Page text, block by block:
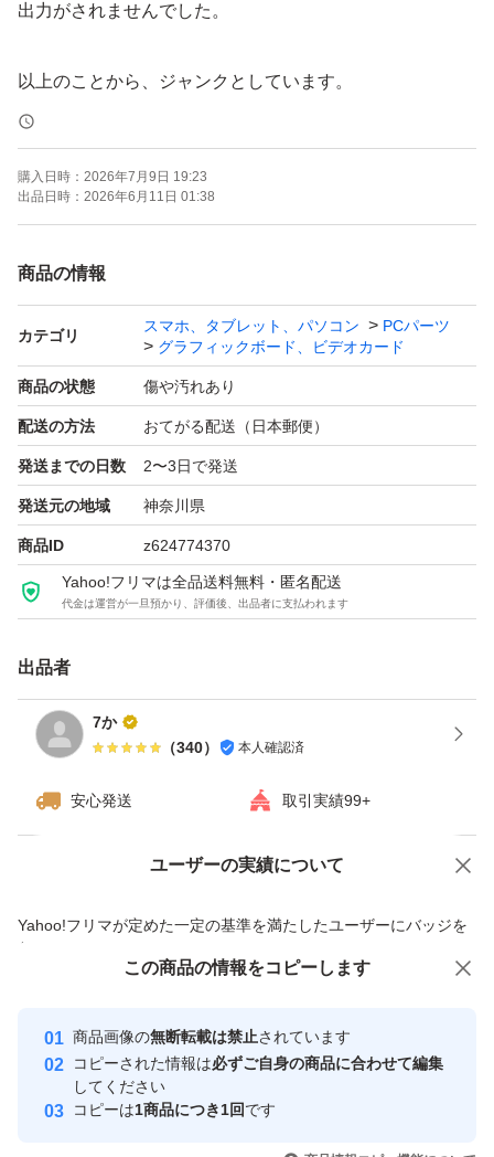
出力がされませんでした。
以上のことから、ジャンクとしています。
購入日時： 2026年7月9日 19:23
出品日時： 2026年6月11日 01:38
商品の情報
カテゴリ
スマホ、タブレット、パソコン
PCパーツ
グラフィックボード、ビデオカード
商品の状態 傷や汚れあり
配送の方法 おてがる配送（日本郵便）
発送までの日数 2〜3日で発送
発送元の地域 神奈川県
商品ID z624774370
Yahoo!フリマは全品送料無料・匿名配送
代金は運営が一旦預かり、評価後、出品者に支払われます
出品者
7か
（340） 本人確認済
安心発送 取引実績99+
ユーザーの実績について
Yahoo!フリマが定めた一定の基準を満たしたユーザーにバッジを
付与しています
安心取引出品者
心・安全なユーザーです
取引実績
引を完了させた実績があります
価格の相談 商品への質問
この商品の情報をコピーします
商品画像の無断転載は禁止されています
コピーされた情報は必ずご自身の商品に合わせて編集
してください
コピーは1商品につき1回です
この商品をみている人にオススメ